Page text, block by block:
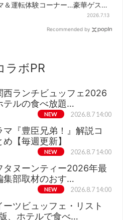
＆運転体験コーナー…豪華ゲスト
2026.7.13
Recommended by
ラボPR
西ランチビュッフェ2026
テルの食べ放題…
NEW 2026.8.7 14:00
マ『豊臣兄弟！』解説コ
【毎週更新】
NEW 2026.8.7 14:00
タヌーンティー2026年最
集部取材のおす…
NEW 2026.8.7 14:00
ーツビュッフェ・リスト
、ホテルで食べ…